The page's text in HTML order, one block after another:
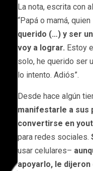
La nota, escrita con
“Papá o mamá,
querido (…) y ser
voy a lograr. Estoy
solo, he querido ser
lo intento. Adiós”.
Desde hace algún
manifestarle a sus
convertirse en
para redes sociales.
usar celulares–
apoyarlo, le dijeron